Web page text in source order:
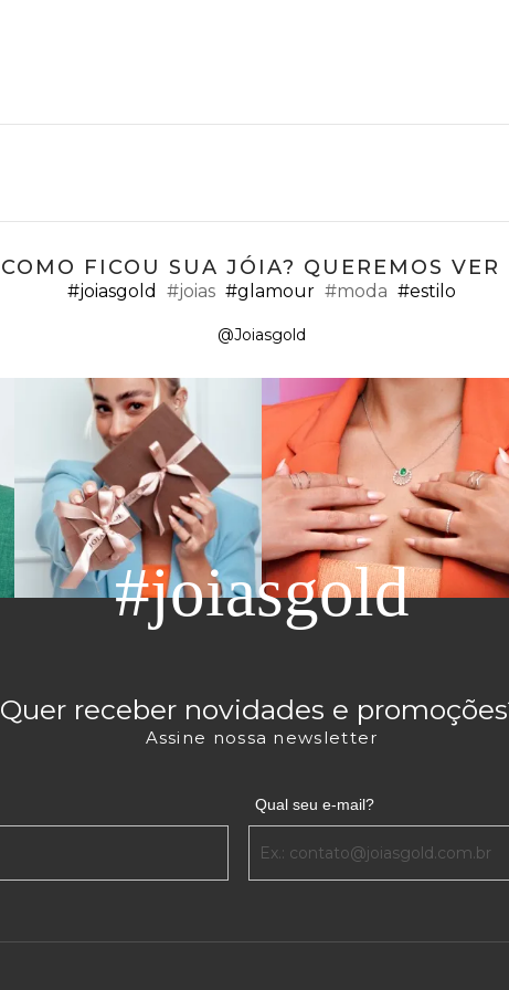
COMO FICOU SUA JÓIA? QUEREMOS VER
#joiasgold #joias #glamour #moda #estilo
@Joiasgold
#joiasgold
Quer receber novidades e
Assine nossa newsletter
Qual seu e-mail?